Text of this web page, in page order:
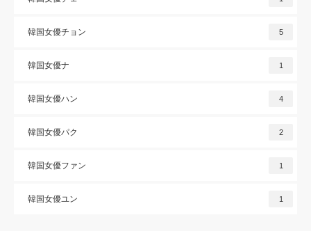
韓国女優チョン 5
韓国女優ナ 1
韓国女優ハン 4
韓国女優パク 2
韓国女優ファン 1
韓国女優ユン 1